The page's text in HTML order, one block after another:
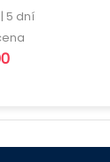
5 dní